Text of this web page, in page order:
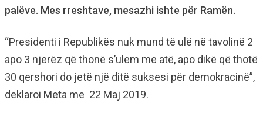
palëve. Mes rreshtave, mesazhi ishte për Ramën.
“Presidenti i Republikës nuk mund të ulë në tavolinë 2
apo 3 njerëz që thonë s’ulem me atë, apo dikë që thotë
30 qershori do jetë një ditë suksesi për demokracinë”,
deklaroi Meta me 22 Maj 2019.